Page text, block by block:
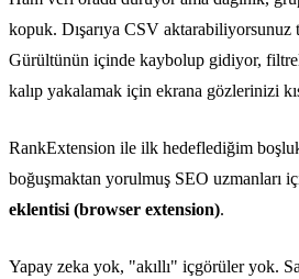
kopuk. Dışarıya CSV
Gürültünün içinde kaybolup gidiyor,
kalıp yakalamak için ekrana gözlerinizi
RankExtension ile ilk hedeflediğim
boğuşmaktan yorulmuş SEO uzmanları
eklentisi (browser extension).
Yapay zeka yok, "akıllı" içgörüler yok.